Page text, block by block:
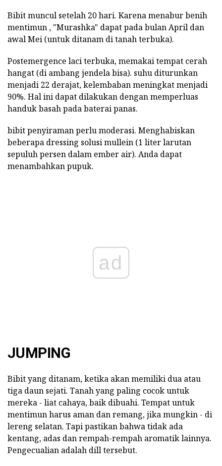
Bibit muncul setelah 20 hari. Karena menabur benih
mentimun , "Murashka" dapat pada bulan April dan
awal Mei (untuk ditanam di tanah terbuka).
Postemergence laci terbuka, memakai tempat cerah
hangat (di ambang jendela bisa). suhu diturunkan
menjadi 22 derajat, kelembaban meningkat menjadi
90%. Hal ini dapat dilakukan dengan memperluas
handuk basah pada baterai panas.
bibit penyiraman perlu moderasi. Menghabiskan
beberapa dressing solusi mullein (1 liter larutan
sepuluh persen dalam ember air). Anda dapat
menambahkan pupuk.
ad
JUMPING
Bibit yang ditanam, ketika akan memiliki dua atau
tiga daun sejati. Tanah yang paling cocok untuk
mereka - liat cahaya, baik dibuahi. Tempat untuk
mentimun harus aman dan remang, jika mungkin - di
lereng selatan. Tapi pastikan bahwa tidak ada
kentang, adas dan rempah-rempah aromatik lainnya.
Pengecualian adalah dill tersebut.